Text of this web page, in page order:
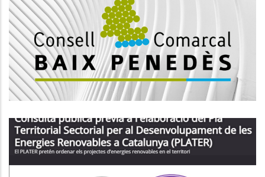
D'Arquitectura, Arquitectura
Tècnica, Enginyeria De
L'edificació, Enginyeria Industrial.
Altres